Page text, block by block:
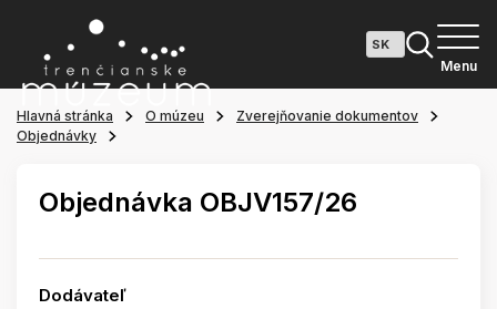
Menu
Hlavná stránka O múzeu
Zverejňovanie dokumentov
Objednávky
Objednávka OBJV157/26
Dodávateľ